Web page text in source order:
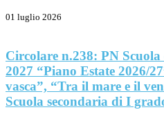
01 luglio 2026
Circolare n.238: PN Scuola
2027 “Piano Estate 2026/
vasca”, “Tra il mare e il
Scuola secondaria di I